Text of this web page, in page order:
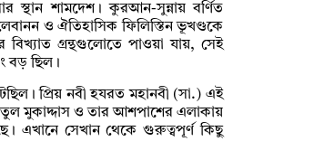
স্থান শামদেশ। কুরআন-সুন্নায় বর্ণিত
ও ঐতিহাসিক ফিলিস্তিন ভূখণ্ডকে
গ্রন্থগুলোতে পাওয়া যায়, সেই
বড় ছিল।
প্রিয় নবী হযরত মহানবী (সা.) এই
মুকাদ্দাস ও তার আশপাশের এলাকায়
এখানে সেখান থেকে গুরুত্বপূর্ণ কিছু